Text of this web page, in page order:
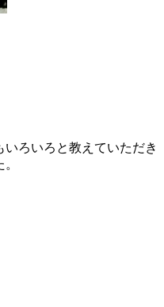
ろいろと教えていただき